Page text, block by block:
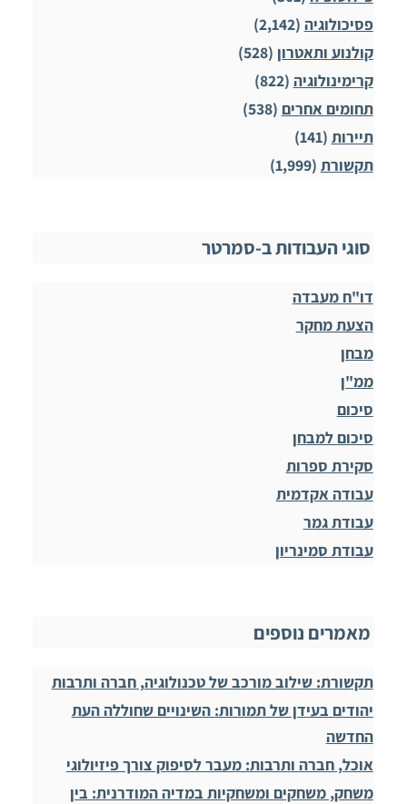
פסיכולוגיה (2,142)
קולנוע ותאטרון (528)
קרימינולוגיה (822)
תחומים אחרים (538)
תיירות (141)
תקשורת (1,999)
סוגי העבודות ב-סמרטר
דו"ח מעבדה
הצעת מחקר
מבחן
ממ"ן
סיכום
סיכום למבחן
סקירת ספרות
עבודה אקדמית
עבודת גמר
עבודת סמינריון
מאמרים נוספים
תקשורת: שילוב מורכב של טכנולוגיה, חברה ותרבות
יהודים בעידן של תמורות: השינויים שחוללה העת
החדשה
אוכל, חברה ותרבות: מעבר לסיפוק צורך פיזיולוגי
משחק, משחקים ומשחקיות במדיה המודרנית: בין